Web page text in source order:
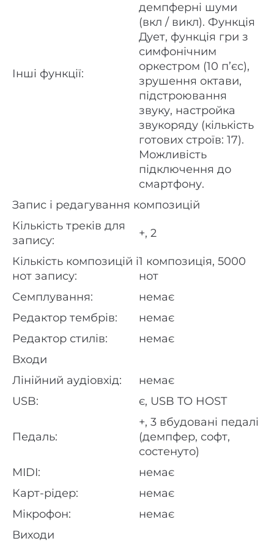
Інші функції:
демпферні шуми
(вкл / викл). Функція
Дует, функція гри з
симфонічним
оркестром (10 п’єс),
зрушення октави,
підстроювання
звуку, настройка
звукоряду (кількість
готових строїв: 17).
Можливість
підключення до
смартфону.
Запис і редагування композицій
Кількість треків для
запису:
+, 2
Кількість композицій і
нот запису:
1 композиція, 5000
нот
Семплування:
немає
Редактор тембрів:
немає
Редактор стилів:
немає
Входи
Лінійний аудіовхід:
немає
USB:
є, USB TO HOST
Педаль:
+, 3 вбудовані педалі
(демпфер, софт,
состенуто)
MIDI:
немає
Карт-рідер:
немає
Мікрофон:
немає
Виходи